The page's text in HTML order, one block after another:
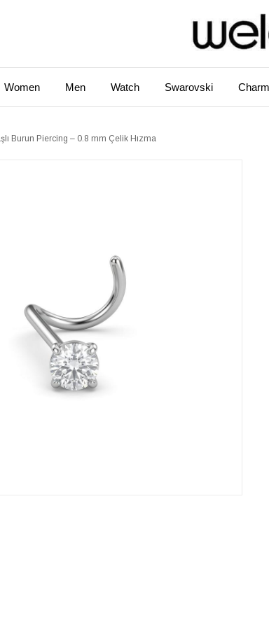
Women Men Watch Swarovski Charm
Burun Piercing – 0.8 mm Çelik Hızma